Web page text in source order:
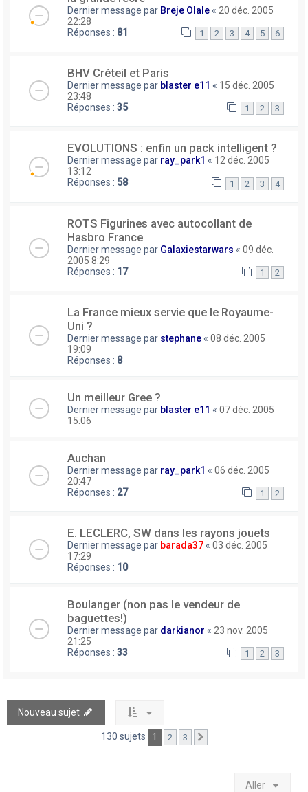
Dernier message par Breje Olale « 20 déc. 2005
22:28
Réponses : 81 1 2 3 4 5 6
BHV Créteil et Paris
Dernier message par blaster e11 « 15 déc. 2005
23:48
Réponses : 35 1 2 3
EVOLUTIONS : enfin un pack intelligent ?
Dernier message par ray_park1 « 12 déc. 2005
13:12
Réponses : 58 1 2 3 4
ROTS Figurines avec autocollant de
Hasbro France
Dernier message par Galaxiestarwars « 09 déc.
2005 8:29
Réponses : 17 1 2
La France mieux servie que le Royaume-
Uni ?
Dernier message par stephane « 08 déc. 2005
19:09
Réponses : 8
Un meilleur Gree ?
Dernier message par blaster e11 « 07 déc. 2005
15:06
Auchan
Dernier message par ray_park1 « 06 déc. 2005
20:47
Réponses : 27 1 2
E. LECLERC, SW dans les rayons jouets
Dernier message par barada37 « 03 déc. 2005
17:29
Réponses : 10
Boulanger (non pas le vendeur de
baguettes!)
Dernier message par darkianor « 23 nov. 2005
21:25
Réponses : 33 1 2 3
Nouveau sujet
130 sujets 1 2 3
Aller